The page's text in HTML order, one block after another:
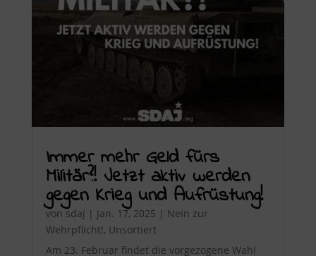
Immer mehr Geld fürs
Militär?! Jetzt aktiv werden
gegen Krieg und Aufrüstung!
von sdaj | Jan. 17, 2025 | Nein zur
Wehrpflicht!, Unsortiert
Am 23. Februar findet die vorgezogene Wahl